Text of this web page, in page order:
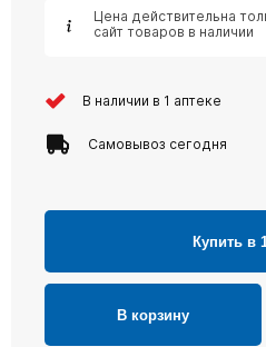
Цена действительна
сайт товаров в наличии
В наличии в 1 аптеке
Самовывоз сегодня
Купить в
В корзину